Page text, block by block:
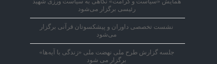
رئیسی برگزار می‌شود
نشست تخصصی داوران و پیشکسوتان قرآنی برگزار
می‌شود
جلسه گزارش طرح ملی نهضت ملی «زندگی با آیه‌ها»
برگزار می شود